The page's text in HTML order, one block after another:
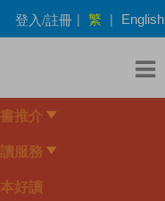
登入/註冊 | 繁 | English
推介
服務
好讀